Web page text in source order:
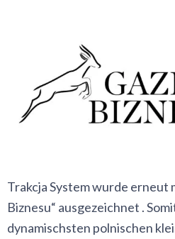
Trakcja System wurde erneut
Biznesu“ ausgezeichnet .
dynamischsten polnischen